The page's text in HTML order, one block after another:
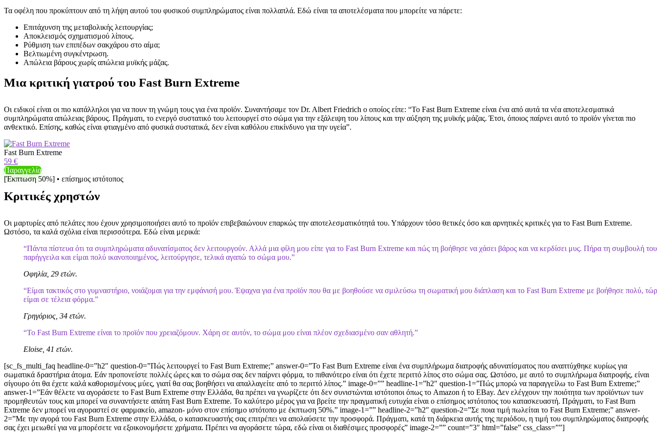
Τα οφέλη που προκύπτουν από τη λήψη αυτού του φυσικού συμπληρώματος είναι πολλαπλά. Εδώ είναι τα αποτελέσματα που μπορείτε να πάρετε:
Επιτάχυνση της μεταβολικής λειτουργίας;
Αποκλεισμός σχηματισμού λίπους.
Ρύθμιση των επιπέδων σακχάρου στο αίμα;
Βελτιωμένη συγκέντρωση.
Απώλεια βάρους χωρίς απώλεια μυϊκής μάζας.
Μια κριτική γιατρού του Fast Burn Extreme
Οι ειδικοί είναι οι πιο κατάλληλοι για να πουν τη γνώμη τους για ένα προϊόν. Συναντήσαμε τον Dr. Albert Friedrich ο οποίος είπε: “Το Fast Burn Extreme είναι ένα από αυτά τα νέα αποτελεσματικά
συμπληρώματα απώλειας βάρους. Πράγματι, το ενεργό συστατικό του λειτουργεί στο σώμα για την εξάλειψη του λίπους και την αύξηση της μυϊκής μάζας. Έτσι, όποιος παίρνει αυτό το προϊόν γίνεται πιο
ανθεκτικό. Επίσης, καθώς είναι φτιαγμένο από φυσικά συστατικά, δεν είναι καθόλου επικίνδυνο για την υγεία”.
Fast Burn Extreme
59 €
Παραγγελία
[Έκπτωση 50%] • επίσημος ιστότοπος
Κριτικές χρηστών
Οι μαρτυρίες από πελάτες που έχουν χρησιμοποιήσει αυτό το προϊόν επιβεβαιώνουν επαρκώς την αποτελεσματικότητά του. Υπάρχουν τόσο θετικές όσο και αρνητικές κριτικές για το Fast Burn Extreme.
Ωστόσο, τα καλά σχόλια είναι περισσότερα. Εδώ είναι μερικά:
“Πάντα πίστευα ότι τα συμπληρώματα αδυνατίσματος δεν λειτουργούν. Αλλά μια φίλη μου είπε για το Fast Burn Extreme και πώς τη βοήθησε να χάσει βάρος και να κερδίσει μυς. Πήρα τη συμβουλή
παρήγγειλα και είμαι πολύ ικανοποιημένος, λειτούργησε, τελικά αγαπώ το σώμα μου.”
Οφηλία, 29 ετών.
“Είμαι τακτικός στο γυμναστήριο, νοιάζομαι για την εμφάνισή μου. Έψαχνα για ένα προϊόν που θα με βοηθούσε να σμιλεύσω τη σωματική μου διάπλαση και το Fast Burn Extreme με βοήθησε πολύ,
είμαι σε τέλεια φόρμα.”
Γρηγόριος, 34 ετών.
“Το Fast Burn Extreme είναι το προϊόν που χρειαζόμουν. Χάρη σε αυτόν, το σώμα μου είναι πλέον σχεδιασμένο σαν αθλητή.”
Eloise, 41 ετών.
[sc_fs_multi_faq headline-0=”h2″ question-0=”Πώς λειτουργεί το Fast Burn Extreme;” answer-0=”Το Fast Burn Extreme είναι ένα συμπλήρωμα διατροφής αδυνατίσματος που αναπτύχθηκε κυρίως για
σωματικά δραστήρια άτομα. Εάν προπονείστε πολλές ώρες και το σώμα σας δεν παίρνει φόρμα, το πιθανότερο είναι ότι έχετε περιττό λίπος στο σώμα σας. Ωστόσο, με αυτό το συμπλήρωμα διατροφής, είναι
σίγουρο ότι θα έχετε καλά καθορισμένους μύες, γιατί θα σας βοηθήσει να απαλλαγείτε από το περιττό λίπος.” image-0=”” headline-1=”h2″ question-1=”Πώς μπορώ να παραγγείλω το Fast Burn Extreme;”
answer-1=”Εάν θέλετε να αγοράσετε το Fast Burn Extreme στην Ελλάδα, θα πρέπει να γνωρίζετε ότι δεν συνιστώνται ιστότοποι όπως το Amazon ή το EBay. Δεν ελέγχουν την ποιότητα των προϊόντων των
προμηθευτών τους και μπορεί να συναντήσετε απάτη Fast Burn Extreme. Το καλύτερο μέρος για να βρείτε την πραγματική ευτυχία είναι ο επίσημος ιστότοπος του κατασκευαστή. Πράγματι, το Fast Burn
Extreme δεν μπορεί να αγοραστεί σε φαρμακείο, amazon- μόνο στον επίσημο ιστότοπο με έκπτωση 50%.” image-1=”” headline-2=”h2″ question-2=”Σε ποια τιμή πωλείται το Fast Burn Extreme;” answer-
2=”Με την αγορά του Fast Burn Extreme στην Ελλάδα, ο κατασκευαστής σας επιτρέπει να απολαύσετε την προσφορά. Πράγματι, κατά τη διάρκεια αυτής της περιόδου, η τιμή του συμπληρώματος διατροφής
σας έχει μειωθεί για να μπορέσετε να εξοικονομήσετε χρήματα. Πρέπει να αγοράσετε τώρα, εδώ είναι οι διαθέσιμες προσφορές” image-2=”” count=”3″ html=”false” css_class=””]